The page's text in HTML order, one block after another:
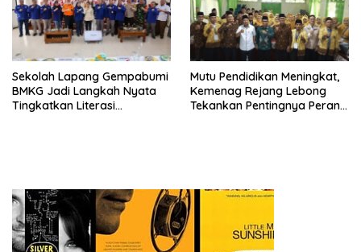
Sekolah Lapang Gempabumi
BMKG Jadi Langkah Nyata
Tingkatkan Literasi
Mutu Pendidikan Meningkat,
Kemenag Rejang Lebong
Tekankan Pentingnya Peran